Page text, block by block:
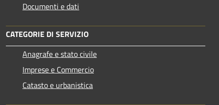
Documenti e dati
CATEGORIE DI SERVIZIO
Anagrafe e stato civile
Imprese e Commercio
Catasto e urbanistica